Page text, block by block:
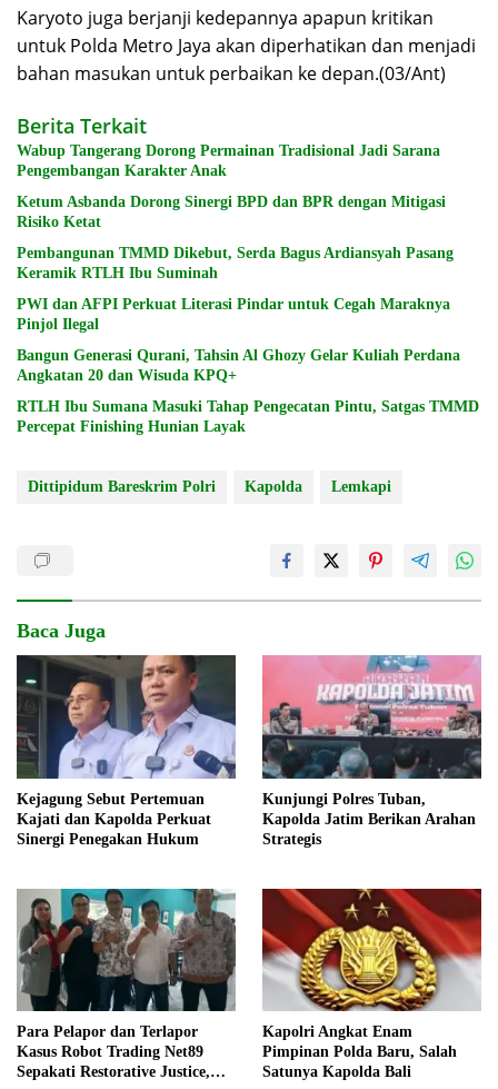
Karyoto juga berjanji kedepannya apapun kritikan
untuk Polda Metro Jaya akan diperhatikan dan menjadi
bahan masukan untuk perbaikan ke depan.(03/Ant)
Berita Terkait
Wabup Tangerang Dorong Permainan Tradisional Jadi Sarana
Pengembangan Karakter Anak
Ketum Asbanda Dorong Sinergi BPD dan BPR dengan Mitigasi
Risiko Ketat
Pembangunan TMMD Dikebut, Serda Bagus Ardiansyah Pasang
Keramik RTLH Ibu Suminah
PWI dan AFPI Perkuat Literasi Pindar untuk Cegah Maraknya
Pinjol Ilegal
Bangun Generasi Qurani, Tahsin Al Ghozy Gelar Kuliah Perdana
Angkatan 20 dan Wisuda KPQ+
RTLH Ibu Sumana Masuki Tahap Pengecatan Pintu, Satgas TMMD
Percepat Finishing Hunian Layak
Dittipidum Bareskrim Polri Kapolda Lemkapi
Baca Juga
Kejagung Sebut Pertemuan
Kajati dan Kapolda Perkuat
Sinergi Penegakan Hukum
Kunjungi Polres Tuban,
Kapolda Jatim Berikan Arahan
Strategis
Para Pelapor dan Terlapor
Kasus Robot Trading Net89
Sepakati Restorative Justice,
Kapolri Angkat Enam
Pimpinan Polda Baru, Salah
Satunya Kapolda Bali